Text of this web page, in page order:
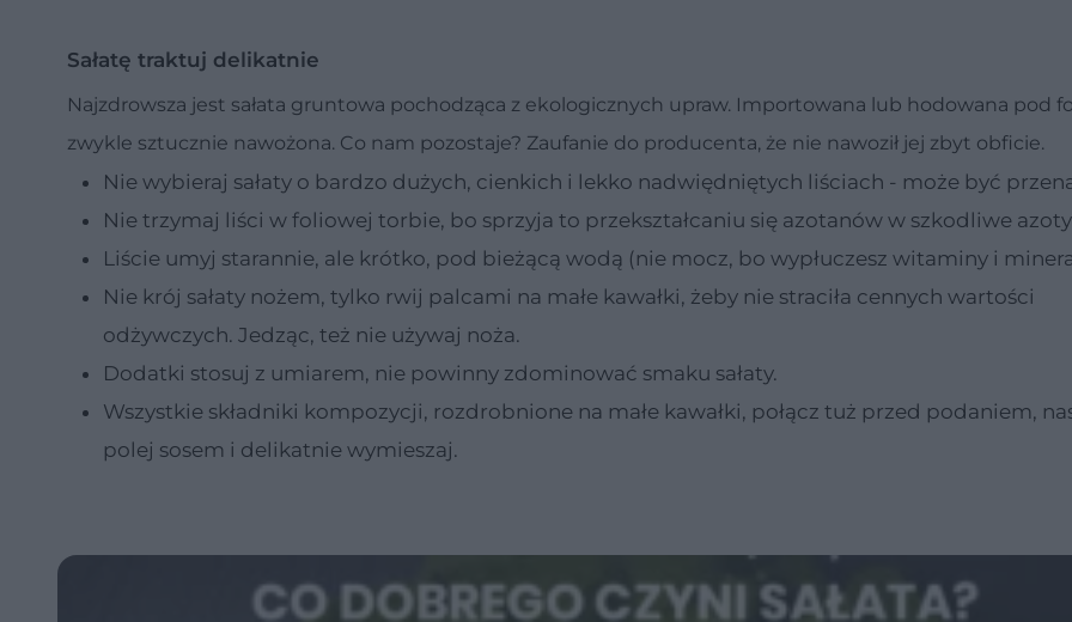
Sałatę traktuj delikatnie
Najzdrowsza jest sałata gruntowa pochodząca z ekologicznych upraw. Importowana lub hodowana pod
zwykle sztucznie nawożona. Co nam pozostaje? Zaufanie do producenta, że nie nawoził jej zbyt obficie.
Nie wybieraj sałaty o bardzo dużych, cienkich i lekko nadwiędniętych liściach - może być
Nie trzymaj liści w foliowej torbie, bo sprzyja to przekształcaniu się azotanów w szkodliwe
Liście umyj starannie, ale krótko, pod bieżącą wodą (nie mocz, bo wypłuczesz witaminy i
Nie krój sałaty nożem, tylko rwij palcami na małe kawałki, żeby nie straciła cennych wartości
odżywczych. Jedząc, też nie używaj noża.
Dodatki stosuj z umiarem, nie powinny zdominować smaku sałaty.
Wszystkie składniki kompozycji, rozdrobnione na małe kawałki, połącz tuż przed podaniem,
polej sosem i delikatnie wymieszaj.